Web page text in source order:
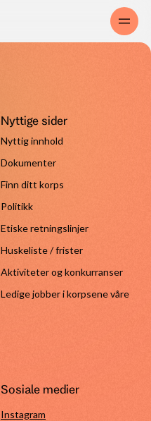
Nyttige sider
Nyttig innhold
Dokumenter
Finn ditt korps
Politikk
Etiske retningslinjer
Huskeliste / frister
Aktiviteter og konkurranser
Ledige jobber i korpsene våre
Sosiale medier
Instagram